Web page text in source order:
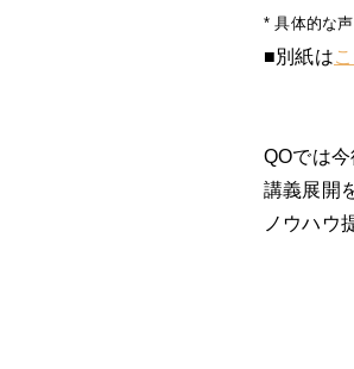
* 具体的な
■別紙は
QOでは
講義展開
ノウハウ